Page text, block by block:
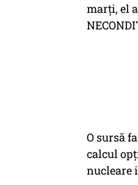
marți, el
O sursă
calcul
nucleare